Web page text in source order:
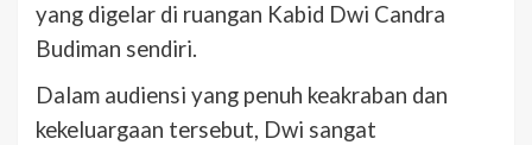
yang digelar di ruangan Kabid Dwi Candra
Budiman sendiri.
Dalam audiensi yang penuh keakraban dan
kekeluargaan tersebut, Dwi sangat